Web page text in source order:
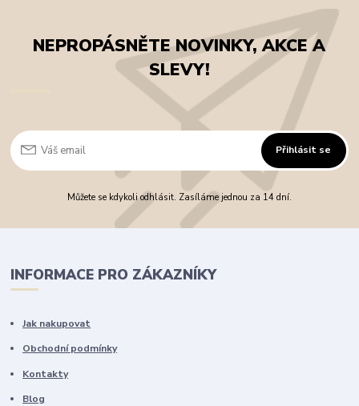
NEPROPÁSNĚTE NOVINKY, AKCE A
SLEVY!
Přihlásit se
Můžete se kdykoli odhlásit. Zasíláme jednou za 14 dní.
INFORMACE PRO ZÁKAZNÍKY
Jak nakupovat
Obchodní podmínky
Kontakty
Blog